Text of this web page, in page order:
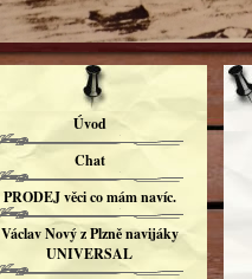
Úvod
Chat
PRODEJ věci co mám navíc.
Václav Nový z Plzně navijáky
UNIVERSAL